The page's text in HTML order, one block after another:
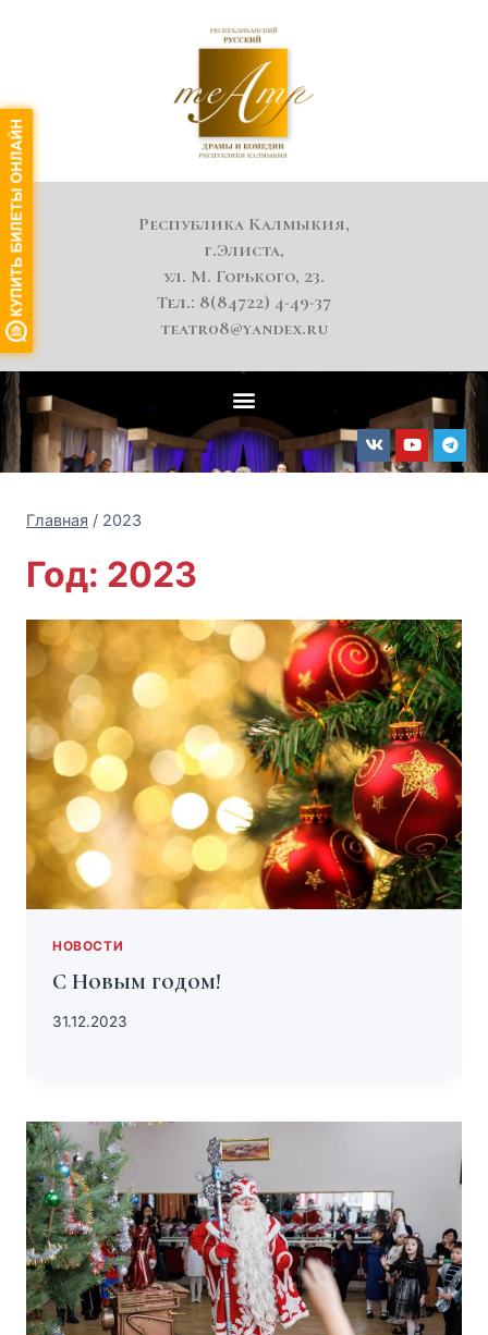
Республика Калмыкия,
г.Элиста,
ул. М. Горького, 23.
Тел.: 8(84722) 4-49-37
teatr08@yandex.ru
Главная / 2023
Год: 2023
НОВОСТИ
С Новым годом!
31.12.2023